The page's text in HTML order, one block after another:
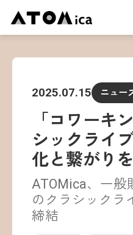
会
サ
運営
ニ
イ
採
2025.07.15 ニュー
「コワーキ
シックライ
化と繋がりを
ATOMica、一般
のクラシックラ
締結